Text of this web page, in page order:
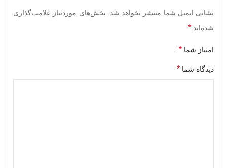
نشانی ایمیل شما منتشر نخواهد شد.
بخش‌های موردنیاز علامت‌گذاری
شده‌اند *
امتیاز شما *
دیدگاه شما *